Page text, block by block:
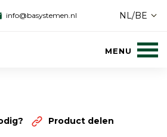
info@basystemen.nl NL/BE
Product delen